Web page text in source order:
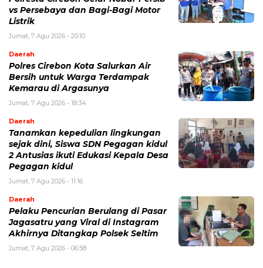
vs Persebaya dan Bagi-Bagi Motor
Listrik
Jumat, 7 Agu 2026 - 20:10
Daerah
Polres Cirebon Kota Salurkan Air
Bersih untuk Warga Terdampak
Kemarau di Argasunya
Jumat, 7 Agu 2026 - 18:34
Daerah
Tanamkan kepedulian lingkungan
sejak dini, Siswa SDN Pegagan kidul
2 Antusias ikuti Edukasi Kepala Desa
Pegagan kidul
Jumat, 7 Agu 2026 - 11:16
Daerah
Pelaku Pencurian Berulang di Pasar
Jagasatru yang Viral di Instagram
Akhirnya Ditangkap Polsek Seltim
Jumat, 7 Agu 2026 - 06:58